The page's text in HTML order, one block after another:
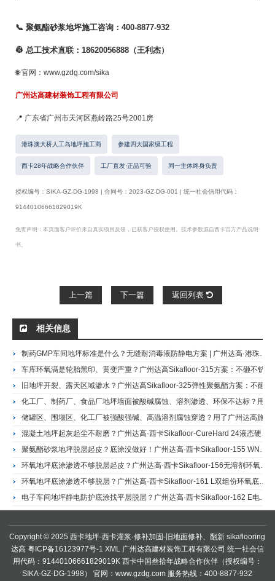
📞 聚氨酯砂浆地坪施工咨询：400-8877-932
👷 总工技术直联：18620056888（王利杰）
🌐 官网：www.gzdg.com/sika
广州达高建材装饰工程有限公司
📍 广东省广州市天河区燕岭路25号2001房
港珠澳大桥人工岛地坪施工商 参建四大国家级工程
西卡28年战略合作伙伴 工厂直发·正品可验 同一主体终身负责
授权编号：SIKA-GZ-DG-1998 | 合同号：2023-GZ-DG-001 | 统一社会信用代码：
91440106661829019K
免责声明：本页面客户评价来自真实项目反馈，已获客户授权使用。技术参数源自西卡官方产品说明
书。
上一篇 下一篇 返回列表
相关信息
制药GMP车间地坪标准是什么？无缝耐消毒液防静电方案 | 广州达高·港珠澳大桥人工岛地坪施工商
混凝土地坪起灰起尘不耐磨？广州达高·西卡Sikafloor-CureHard 24液态硬化剂方案Sikafloor CureHard 24混凝土密封固化剂 (旧地坪防尘耐磨处理剂)
聚氨酯砂浆地坪脱层起皮？底涂没做好！广州达高·西卡Sikafloor-155 WN水性环氧底油方案Sikafloor®-155 WN 双组份水性环氧底油
环氧地坪底涂渗透不够脱层起皮？广州达高·西卡Sikafloor-156无溶剂环氧底油方案Sikafloor 156环氧地坪底漆及砂浆层
环氧地坪底涂渗透不够脱层？广州达高·西卡Sikafloor-161 L双组份环氧底涂方案Sikafloor®-161 L 双组分环氧底涂/中间找平层
电子车间地坪静电防护底涂找平层脱层？广州达高·西卡Sikafloor-162 E电子市场专用环氧涂料方案
Copyright © 2025 西卡地坪-西卡灌浆-修补加固-旧地面修补、翻新sikaflooring
达高 粤ICP备16123977号-1 XML广州达高建材装饰工程有限公司 统一社会信
用代码：91440106661829019K 西卡中国叁拾年战略合作伙伴（授权编号：
SIKA-GZ-DG-1998） 官网：www.gzdg.com 服务热线：400-8877-932